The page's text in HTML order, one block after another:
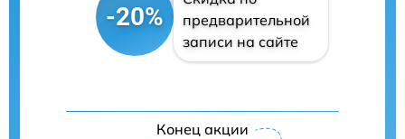
-20%
предварительной
записи на сайте
Конец акции